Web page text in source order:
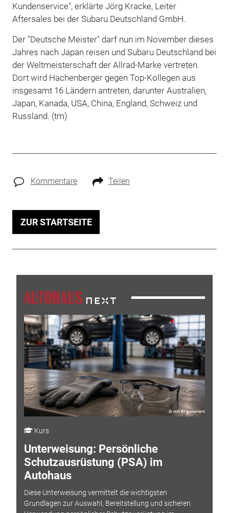
Kundenservice", erklärte Jörg Kracke, Leiter
Aftersales bei der Subaru Deutschland GmbH.
Der "Deutsche Meister" darf nun im November dieses
Jahres nach Japan reisen und Subaru Deutschland bei
der Weltmeisterschaft der Allrad-Marke vertreten.
Dort wird Hachenberger gegen Top-Kollegen aus
insgesamt 16 Ländern antreten, darunter Australien,
Japan, Kanada, USA, China, England, Schweiz und
Russland. (tm)
Kommentare Teilen
ZUR STARTSEITE
Kurs
Unterweisung: Persönliche
Schutzausrüstung (PSA) im
Autohaus
Diese Unterweisung vermittelt die wichtigsten
Grundlagen zur Auswahl, Bereitstellung und sicheren